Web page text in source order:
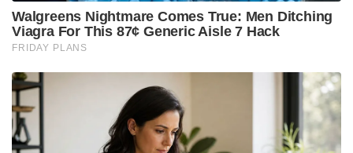
Tags: srilanka pm modi dissanayake